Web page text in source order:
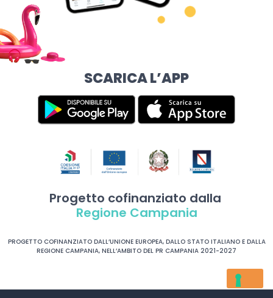
SCARICA L’APP
Progetto cofinanziato dalla
Regione Campania
PROGETTO COFINANZIATO DALL’UNIONE EUROPEA, DALLO STATO ITALIANO E DALLA
REGIONE CAMPANIA, NELL’AMBITO DEL PR CAMPANIA 2021-2027